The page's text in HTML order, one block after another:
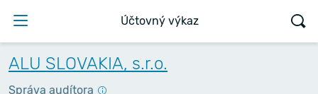
Účtovný výkaz
ALU SLOVAKIA, s.r.o.
Správa audítora